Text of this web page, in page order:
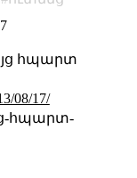
հպարտ
08/17/
հպարտ-